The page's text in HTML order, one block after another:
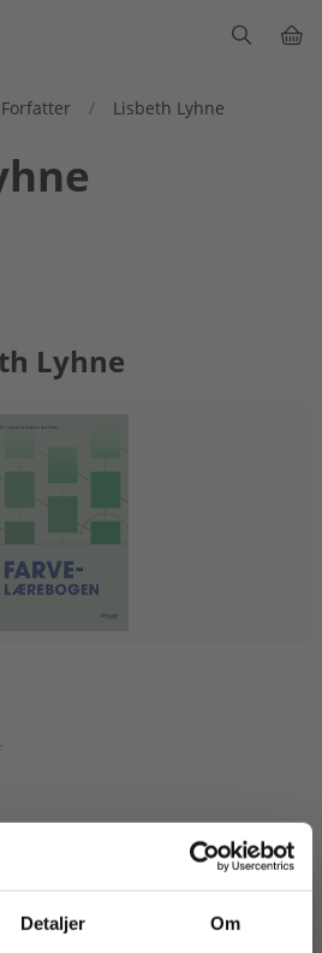
Detaljer Om
Forfatter / Lisbeth Lyhne
Lyhne